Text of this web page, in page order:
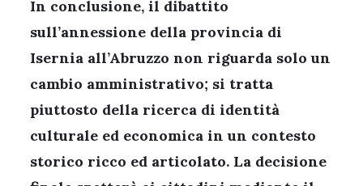
In conclusione, il dibattito
sull’annessione della provincia di
Isernia all’Abruzzo non riguarda solo un
cambio amministrativo; si tratta
piuttosto della ricerca di identità
culturale ed economica in un contesto
storico ricco ed articolato. La decisione